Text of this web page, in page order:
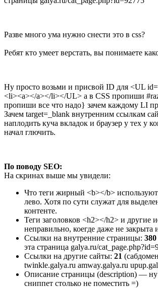
Разве много ума нужно снести это в css?
Ребят кто умеет верстать, вы понимаете
Ну просто возьми и присвой ID для <UL
<li><a></a></li></UL> а в CSS пропиши
пропиши все что надо} зачем каждому LI
Зачем target=_blank внутренним ссылкам
наплодить куча вкладок и браузер у тех у
начал глючить.
По поводу SEO:
На скринах выше мы увидели:
Что теги жирный <b></b>
лево. Хотя по сути служат для
контенте.
Теги заголовков <h2></h2> и другие
неправильно, коегде даже не закрыта
Ссылки на внутренние страницы: 380
эта страница galya.ru/
Ссылки на другие сайты: 21
twinkle.galya.ru amway.galya.ru
Описание страницы (description) — ну
сниппет столько не поместить =)